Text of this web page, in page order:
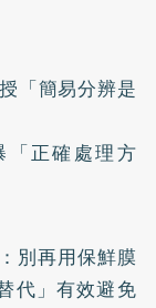
「簡易分辨是
正確處理方
別再用保鮮膜
代」有效避免